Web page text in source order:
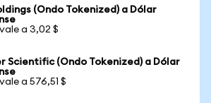
(Ondo Tokenized) a Dólar
a 3,02 $
Scientific (Ondo Tokenized) a Dólar
a 576,51 $